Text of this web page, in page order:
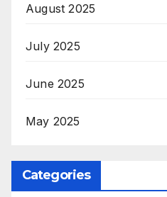
August 2025
July 2025
June 2025
May 2025
Categories